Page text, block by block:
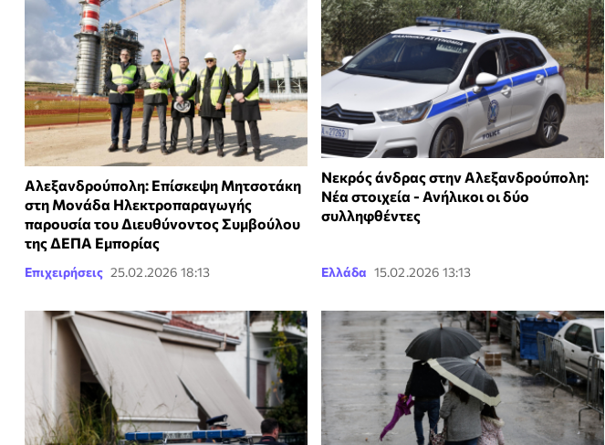
Αλεξανδρούπολη: Επίσκεψη Μητσοτάκη
στη Μονάδα Ηλεκτροπαραγωγής
παρουσία του Διευθύνοντος Συμβούλου
της ΔΕΠΑ Εμπορίας
Επιχειρήσεις 25.02.2026 18:13
Νεκρός άνδρας στην Αλεξανδρούπολη:
Νέα στοιχεία - Ανήλικοι οι δύο
συλληφθέντες
Ελλάδα 15.02.2026 13:13